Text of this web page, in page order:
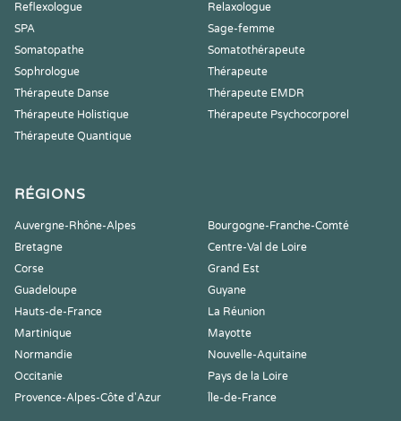
Reflexologue
Relaxologue
SPA
Sage-femme
Somatopathe
Somatothérapeute
Sophrologue
Thérapeute
Thérapeute Danse
Thérapeute EMDR
Thérapeute Holistique
Thérapeute Psychocorporel
Thérapeute Quantique
RÉGIONS
Auvergne-Rhône-Alpes
Bourgogne-Franche-Comté
Bretagne
Centre-Val de Loire
Corse
Grand Est
Guadeloupe
Guyane
Hauts-de-France
La Réunion
Martinique
Mayotte
Normandie
Nouvelle-Aquitaine
Occitanie
Pays de la Loire
Provence-Alpes-Côte d'Azur
Île-de-France